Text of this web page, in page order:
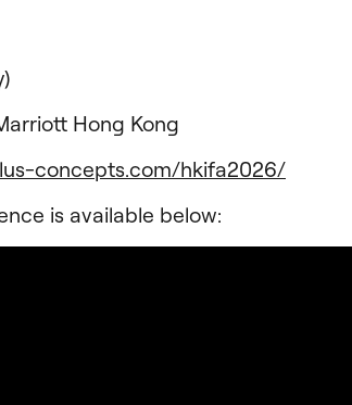
Hong Kong
concepts.com/hkifa2026/
is available below: